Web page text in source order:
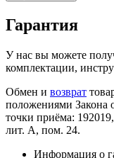
Гарантия
У нас вы можете
комплектации,
Обмен и возврат
положениями Закона
точки приёма:
лит. А, пом. 24.
Информация о